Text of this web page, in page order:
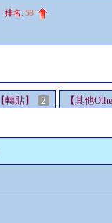
排名: 53
【轉貼】 2 【其他